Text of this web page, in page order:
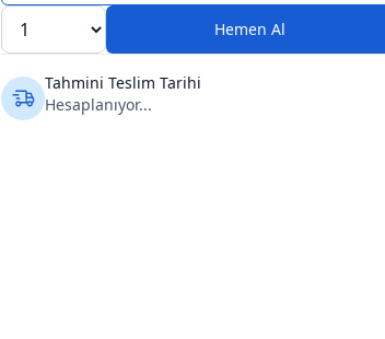
Hemen Al
Tahmini Teslim Tarihi
Hesaplanıyor...